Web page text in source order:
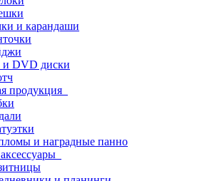
и карандаши
и DVD диски
продукция
и наградные панно